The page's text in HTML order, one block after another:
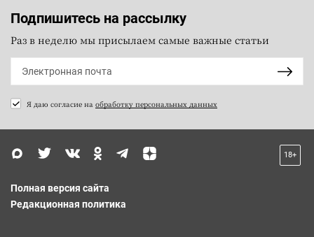
Подпишитесь на рассылку
Раз в неделю мы присылаем самые важные статьи
Я даю согласие на обработку персональных данных
18+
Полная версия сайта
Редакционная политика